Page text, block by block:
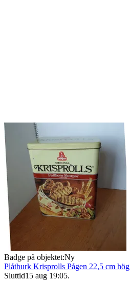
Badge på objektet:Ny
Plåtburk Krisprolls Pågen 22,5 cm
Sluttid15 aug 19:05.